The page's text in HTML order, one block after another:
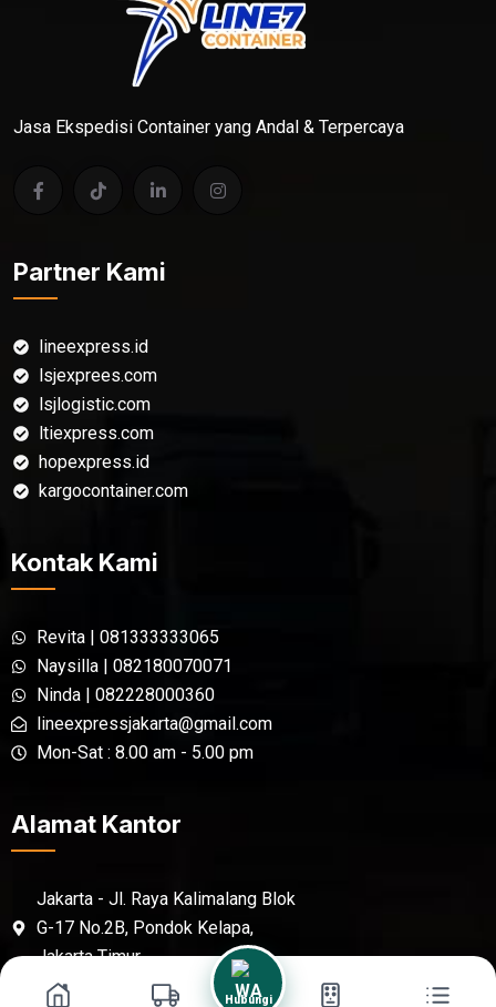
Jasa Ekspedisi Container yang Andal & Terpercaya
Partner Kami
lineexpress.id
lsjexprees.com
lsjlogistic.com
ltiexpress.com
hopexpress.id
kargocontainer.com
Kontak Kami
Revita | 081333333065
Naysilla | 082180070071
Ninda | 082228000360
lineexpressjakarta@gmail.com
Mon-Sat : 8.00 am - 5.00 pm
Alamat Kantor
Jakarta - Jl. Raya Kalimalang Blok
G-17 No.2B, Pondok Kelapa,
Jakarta Timur,
Sidoarjo - Jl. Raya Berbek No.46,
Hubungi